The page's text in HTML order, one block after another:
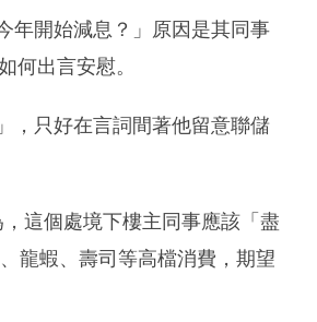
年開始減息？」原因是其同事
何出言安慰。
，只好在言詞間著他留意聯儲
這個處境下樓主同事應該「盡
龍蝦、壽司等高檔消費，期望